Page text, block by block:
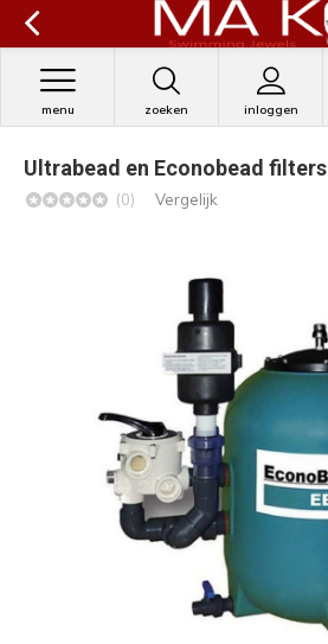
zoeken inloggen
menu
Ultrabead en Econobead filters
(0) Vergelijk